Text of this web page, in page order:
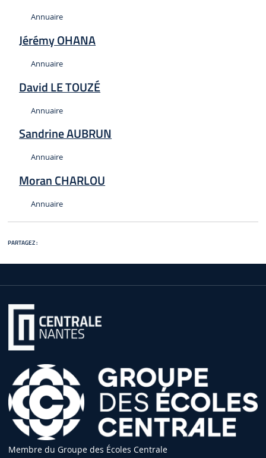
Type :
Annuaire
Jérémy OHANA
Type :
Annuaire
David LE TOUZÉ
Type :
Annuaire
Sandrine AUBRUN
Type :
Annuaire
Moran CHARLOU
Type :
Annuaire
PARTAGEZ :
Membre du Groupe des Écoles Centrale